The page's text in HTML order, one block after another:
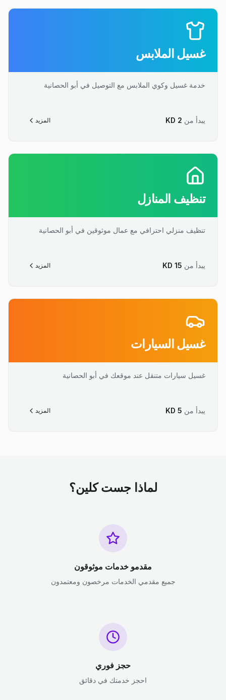
غسيل الملابس
خدمة غسيل وكوي الملابس مع التوصيل في أبو الحصانية
يبدأ من KD 2 المزيد
تنظيف المنازل
تنظيف منزلي احترافي مع عمال موثوقين في أبو الحصانية
يبدأ من KD 15 المزيد
غسيل السيارات
غسيل سيارات متنقل عند موقعك في أبو الحصانية
يبدأ من KD 5 المزيد
لماذا جست كلين؟
مقدمو خدمات موثوقون
جميع مقدمي الخدمات مرخصون ومعتمدون
حجز فوري
احجز خدمتك في دقائق